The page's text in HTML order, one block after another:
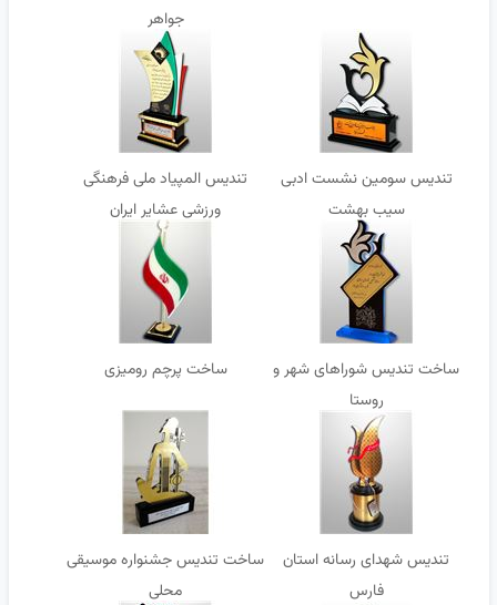
جواهر
تندیس سومین نشست ادبی
سیب بهشت
تندیس المپیاد ملی فرهنگی
ورزشی عشایر ایران
ساخت تندیس شوراهای شهر و
روستا
ساخت پرچم رومیزی
تندیس شهدای رسانه استان
فارس
ساخت تندیس جشنواره موسیقی
محلی